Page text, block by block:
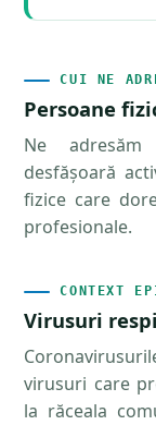
CUI NE
Persoane
Ne
desfășoară
fizice care
profesionale.
CONTEXT
Virusuri
virusuri care
la răceala